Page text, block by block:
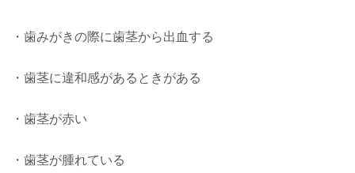
・歯みがきの際に歯茎から出血する
・歯茎に違和感があるときがある
・歯茎が赤い
・歯茎が腫れている